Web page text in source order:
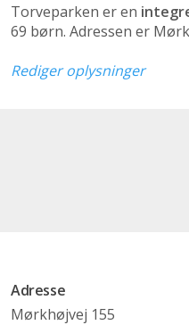
Torveparken er en
69 børn. Adressen er
Rediger oplysninger
Adresse
Mørkhøjvej 155